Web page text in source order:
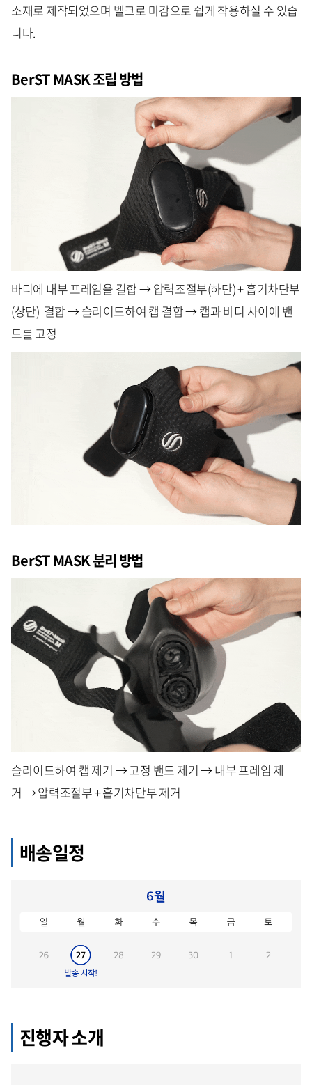
소재로 제작되었으며 벨크로 마감으로 쉽게 착용하실 수 있습
니다.
BerST MASK 조립 방법
바디에 내부 프레임을 결합 → 압력조절부(하단) + 흡기차단부
(상단) 결합 → 슬라이드하여 캡 결합 → 캡과 바디 사이에 밴
드를 고정
BerST MASK 분리 방법
슬라이드하여 캡 제거 → 고정 밴드 제거 → 내부 프레임 제
거 → 압력조절부 + 흡기차단부 제거
배송일정
진행자 소개